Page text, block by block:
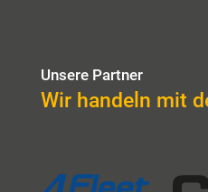
Unsere Partner
Wir handeln mit